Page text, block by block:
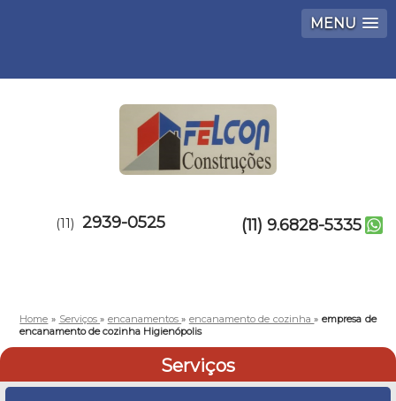
MENU
(11) 2939-0525 (11) 9.6828-5335
Home » Serviços» encanamentos» encanamento de cozinha»empresa de
encanamento de cozinha Higienópolis
Serviços